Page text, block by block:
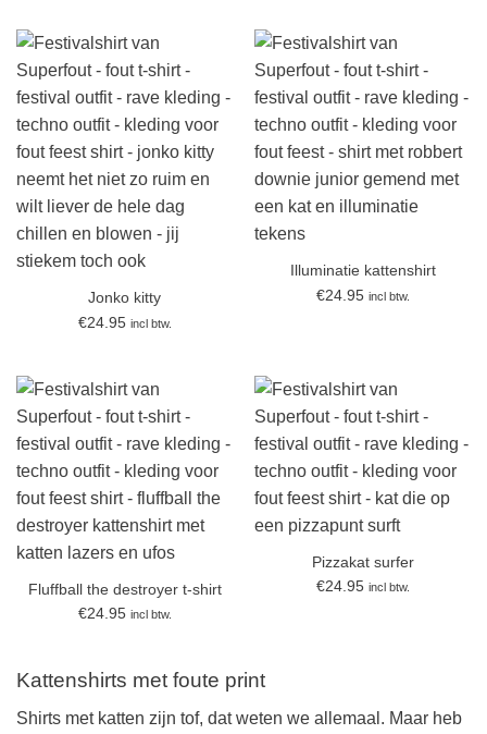
Jonko kitty
€24.95 incl btw.
Illuminatie kattenshirt
€24.95 incl btw.
Fluffball the destroyer t-shirt
€24.95 incl btw.
Pizzakat surfer
€24.95 incl btw.
Kattenshirts met foute print
Shirts met katten zijn tof, dat weten we allemaal. Maar heb